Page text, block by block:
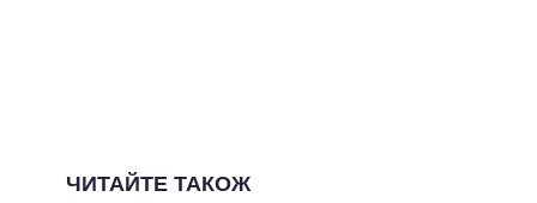
ЧИТАЙТЕ ТАКОЖ